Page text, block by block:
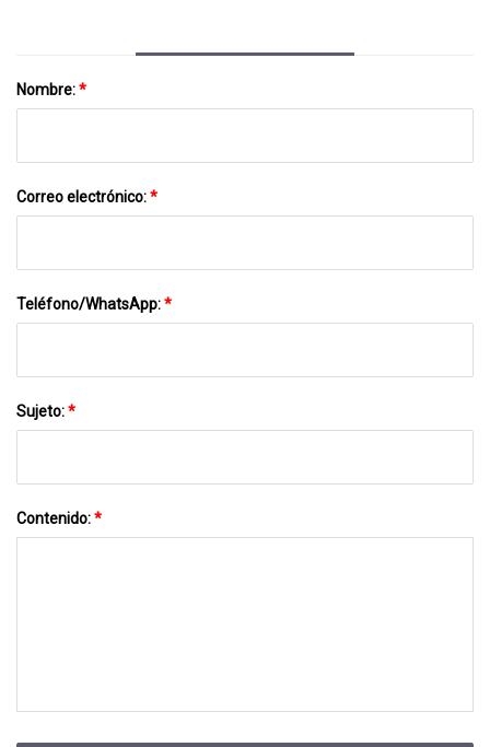
Nombre:*
Correo electrónico:*
Teléfono/WhatsApp:*
Sujeto:*
Contenido:*